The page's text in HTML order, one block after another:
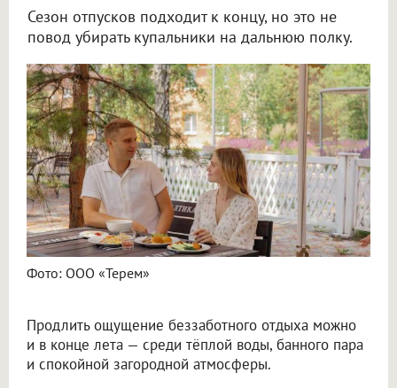
Сезон отпусков подходит к концу, но это не
повод убирать купальники на дальнюю полку.
Фото: ООО «Терем»
Продлить ощущение беззаботного отдыха можно
и в конце лета — среди тёплой воды, банного пара
и спокойной загородной атмосферы.